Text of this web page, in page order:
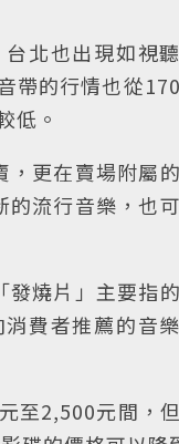
北也出現如視
帶的行情也從
低。
更在賣場附屬
流行音樂，也
燒片」主要指
費者推薦的音
至2,500元間，